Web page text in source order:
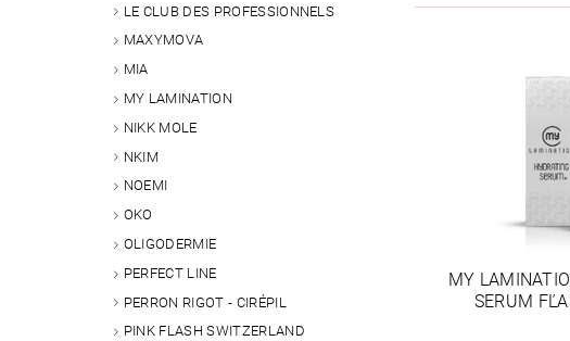
LE CLUB DES PROFESSIONNELS
MAXYMOVA
MIA
MY LAMINATION
NIKK MOLE
NKIM
NOEMI
OKO
OLIGODERMIE
PERFECT LINE
PERRON RIGOT - CIRÉPIL
PINK FLASH SWITZERLAND
MY
SERUM